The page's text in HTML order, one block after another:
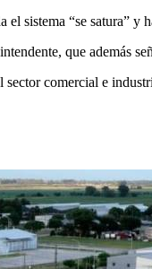
sistema “se satura”
que además
comercial e